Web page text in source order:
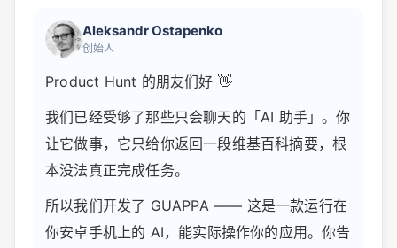
Aleksandr Ostapenko
创始人
Product Hunt 的朋友们好 👋
我们已经受够了那些只会聊天的「AI 助手」。你
让它做事，它只给你返回一段维基百科摘要，根
本没法真正完成任务。
所以我们开发了 GUAPPA —— 这是一款运行在
你安卓手机上的 AI，能实际操作你的应用。你告